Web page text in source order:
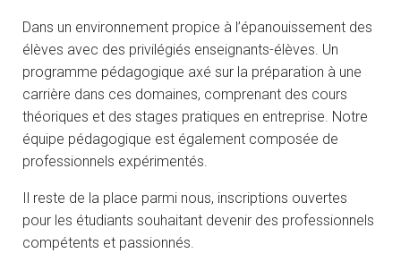
Dans un environnement propice à l’épanouissement des
élèves avec des privilégiés enseignants-élèves. Un
programme pédagogique axé sur la préparation à une
carrière dans ces domaines, comprenant des cours
théoriques et des stages pratiques en entreprise. Notre
équipe pédagogique est également composée de
professionnels expérimentés.
Il reste de la place parmi nous, inscriptions ouvertes
pour les étudiants souhaitant devenir des professionnels
compétents et passionnés.